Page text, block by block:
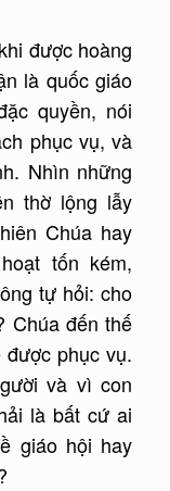
được hoàng
là quốc giáo
quyền, nói
phục vụ, và
Nhìn những
thờ lộng lẫy
Chúa hay
tốn kém,
tự hỏi: cho
Chúa đến thế
phục vụ.
và vì con
là bất cứ ai
giáo hội hay